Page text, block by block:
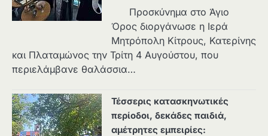
Προσκύνημα στο Άγιο
Όρος διοργάνωσε η Ιερά
Μητρόπολη Κίτρους, Κατερίνης
και Πλαταμώνος την Τρίτη 4 Αυγούστου, που
περιελάμβανε θαλάσσια…
Τέσσερις κατασκηνωτικές
περίοδοι, δεκάδες παιδιά,
αμέτρητες εμπειρίες: